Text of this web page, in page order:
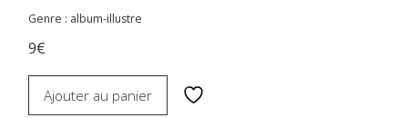
Genre : album-illustre
9€
Ajouter au panier